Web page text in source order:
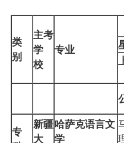
类
别
主考
学
校
专业
专
新疆
大
哈萨克语言文
学